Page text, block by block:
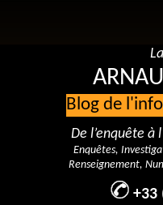
Blog de
De l’enquête à
Enquêtes,
Renseignement,
+33